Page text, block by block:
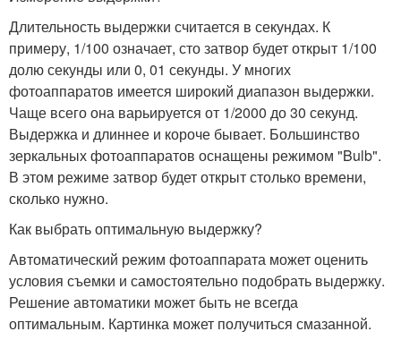
Длительность выдержки считается в секундах. К
примеру, 1/100 означает, сто затвор будет открыт 1/100
долю секунды или 0, 01 секунды. У многих
фотоаппаратов имеется широкий диапазон выдержки.
Чаще всего она варьируется от 1/2000 до 30 секунд.
Выдержка и длиннее и короче бывает. Большинство
зеркальных фотоаппаратов оснащены режимом "Bulb".
В этом режиме затвор будет открыт столько времени,
сколько нужно.
Как выбрать оптимальную выдержку?
Автоматический режим фотоаппарата может оценить
условия съемки и самостоятельно подобрать выдержку.
Решение автоматики может быть не всегда
оптимальным. Картинка может получиться смазанной.